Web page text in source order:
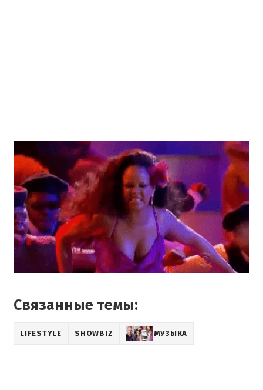
Связанные темы:
LIFESTYLE SHOWBIZ МУЗЫКА